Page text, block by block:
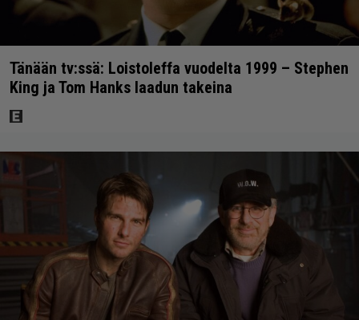
Tänään tv:ssä: Loistoleffa vuodelta 1999 – Stephen
King ja Tom Hanks laadun takeina